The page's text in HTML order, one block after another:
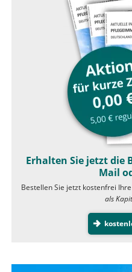
Erhalten Sie jetzt die
Mail
Bestellen Sie jetzt kostenfrei
als